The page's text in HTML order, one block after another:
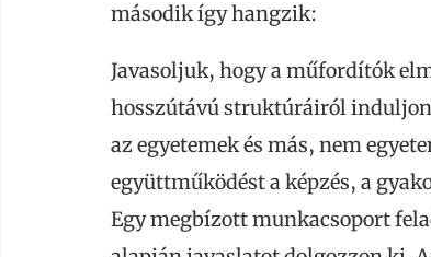
második így hangzik:
Javasoljuk, hogy a műfordítók
hosszútávú struktúráiról
az egyetemek és más, nem
együttműködést a képzés, a
Egy megbízott munkacsoport